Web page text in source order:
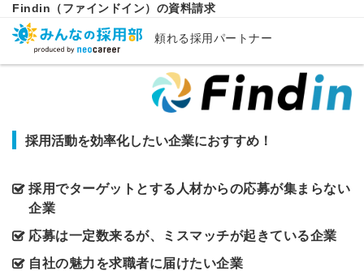
Findin（ファインドイン）の資料請求
頼れる採用パートナー
採用活動を効率化したい企業におすすめ！
採用でターゲットとする人材からの応募が集まらない
企業
応募は一定数来るが、ミスマッチが起きている企業
自社の魅力を求職者に届けたい企業